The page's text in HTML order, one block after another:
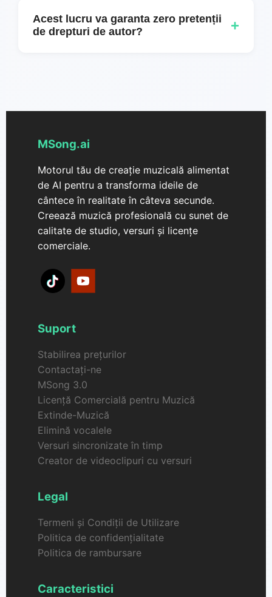
licenței planului dumneavoastră. Verificați
detaliile licenței MSong.ai.
Acest lucru va garanta zero pretenții
de drepturi de autor?
+
condiții de licență care contribuie la
muzica.
MSong.ai
Motorul tău de creație muzicală alimentat
de AI pentru a transforma ideile de
cântece în realitate în câteva secunde.
Creează muzică profesională cu sunet de
calitate de studio, versuri și licențe
comerciale.
Suport
Stabilirea prețurilor
Contactați-ne
MSong 3.0
Licență Comercială pentru Muzică
Extinde-Muzică
Elimină vocalele
Versuri sincronizate în timp
Creator de videoclipuri cu versuri
Legal
Termeni și Condiții de Utilizare
Politica de confidențialitate
Politica de rambursare
Caracteristici